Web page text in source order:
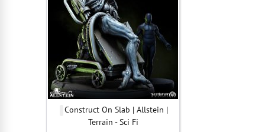
Construct On Slab | Allstein |
Terrain - Sci Fi